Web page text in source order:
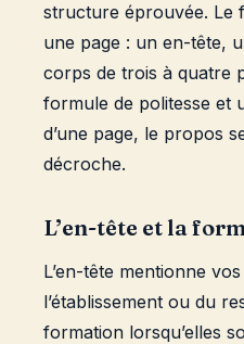
structure éprouvée. Le
une page : un en-tête,
corps de trois à quatre
formule de politesse et
d’une page, le propos
décroche.
L’en-tête et la
L’en-tête mentionne
l’établissement ou du
formation lorsqu’elles